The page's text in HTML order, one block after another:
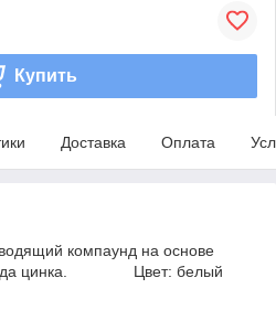
Купить
Доставка Оплата
компаунд на основе
цинка. Цвет: белый